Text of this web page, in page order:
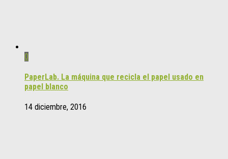
0
PaperLab. La máquina que recicla el papel usado en
papel blanco
14 diciembre, 2016